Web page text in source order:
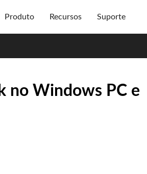
Produto Recursos Suporte
no Windows PC e